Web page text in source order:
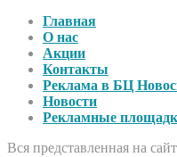
Главная
О нас
Акции
Контакты
Реклама в БЦ
Новости
Рекламные
Вся представленная на